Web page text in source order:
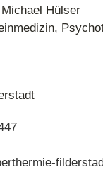
Hülser